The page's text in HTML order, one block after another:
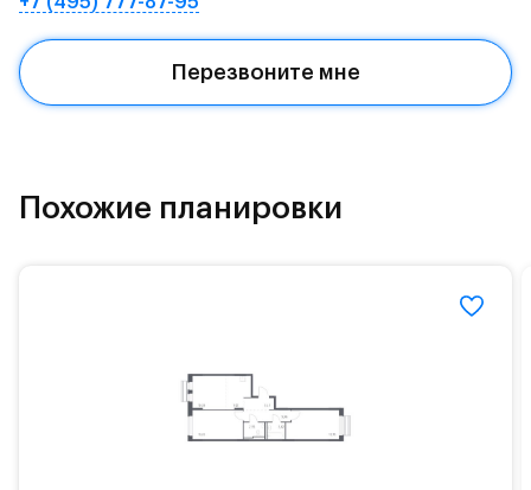
Красногорское и Рублево-Успенское шоссе.
Поблизости расположено новое наземное метро
МЦД «Одинцово».
Территория леса доступна для пеших и
Расположение позволяет вести здоровый образ
жизни и регулярно заниматься спортом, как на
свежем воздухе, так и в спортзале. Для комфортной
Перезвоните мне
Похожие планировки